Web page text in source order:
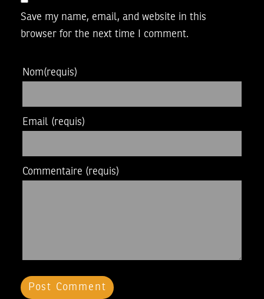
Save my name, email, and website in this
browser for the next time I comment.
Nom(requis)
Email (requis)
Commentaire (requis)